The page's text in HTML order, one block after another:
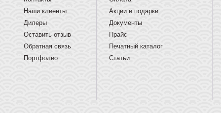
Наши клиенты
Дилеры
Оставить отзыв
Обратная связь
Портфолио
Акции и подарки
Документы
Прайс
Печатный каталог
Статьи